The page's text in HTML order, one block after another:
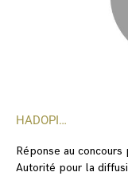
HADOPI…
Réponse au
Autorité pour la